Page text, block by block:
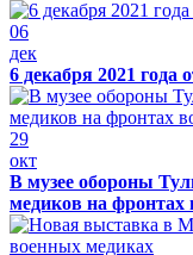
06
дек
6 декабря 2021
29
окт
В музее обороны
медиков на фронтах